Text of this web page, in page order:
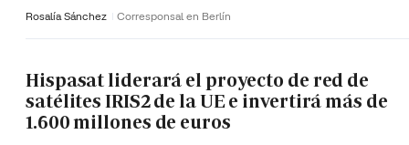
Rosalía Sánchez Corresponsal en Berlín
Hispasat liderará el proyecto de red de
satélites IRIS2 de la UE e invertirá más de
1.600 millones de euros